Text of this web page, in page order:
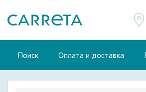
Поиск Оплата и доставка